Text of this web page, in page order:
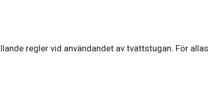
regler vid användandet av tvättstugan. För